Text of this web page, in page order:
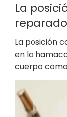
La
La posición
en la
cuerpo